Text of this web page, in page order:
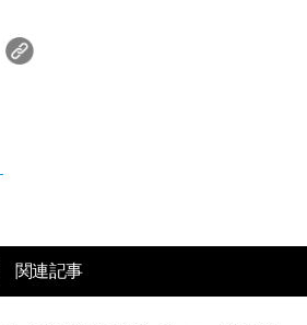
関連記事